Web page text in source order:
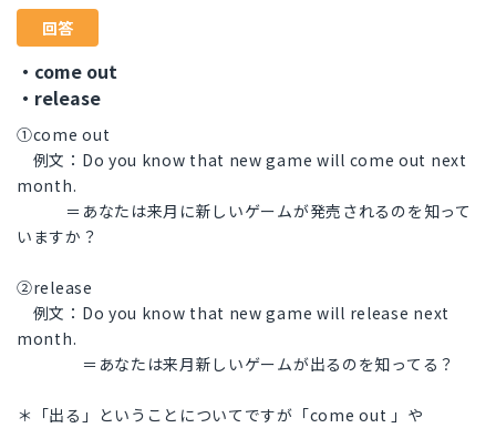
回答
・come out
・release
①come out
例文：Do you know that new game will come out next
month.
＝あなたは来月に新しいゲームが発売されるのを知って
いますか？
②release
例文：Do you know that new game will release next
month.
＝あなたは来月新しいゲームが出るのを知ってる？
＊「出る」ということについてですが「come out 」や